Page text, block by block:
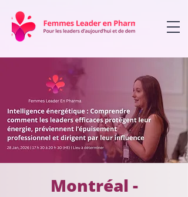
Montréal -